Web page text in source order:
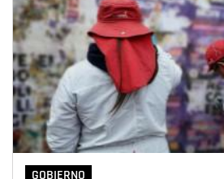
GOBIERNO